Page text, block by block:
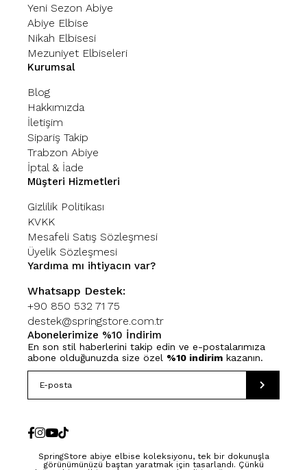
Yeni Sezon Abiye
Abiye Elbise
Nikah Elbisesi
Mezuniyet Elbiseleri
Kurumsal
Blog
Hakkımızda
İletişim
Sipariş Takip
Trabzon Abiye
İptal & İade
Müşteri Hizmetleri
Gizlilik Politikası
KVKK
Mesafeli Satış Sözleşmesi
Üyelik Sözleşmesi
Yardıma mı ihtiyacın var?
Whatsapp Destek:
+90 850 532 71 75
destek@springstore.com.tr
Abonelerimize %10 İndirim
En son stil haberlerini takip edin ve e-postalarımıza
abone olduğunuzda size özel %10 indirim kazanın.
SpringStore abiye elbise koleksiyonu, tek bir dokunuşla
görünümünüzü baştan yaratmak için tasarlandı. Çünkü